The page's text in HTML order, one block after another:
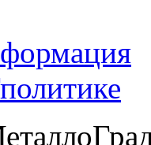
политике